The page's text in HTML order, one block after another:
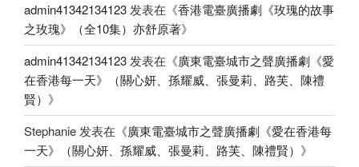
admin41342134123发表在《香港電臺廣播劇《玫瑰的故事
之玫瑰》（全10集）亦舒原著》
admin41342134123发表在《廣東電臺城市之聲廣播劇《愛
在香港每一天》（關心妍、孫耀威、張曼莉、路芙、陳禮
賢） 》
Stephanie发表在《廣東電臺城市之聲廣播劇《愛在香港每
一天》（關心妍、孫耀威、張曼莉、路芙、陳禮賢） 》